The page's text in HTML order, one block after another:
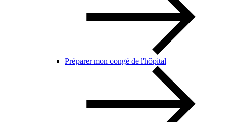
Préparer mon congé de l'hôpital